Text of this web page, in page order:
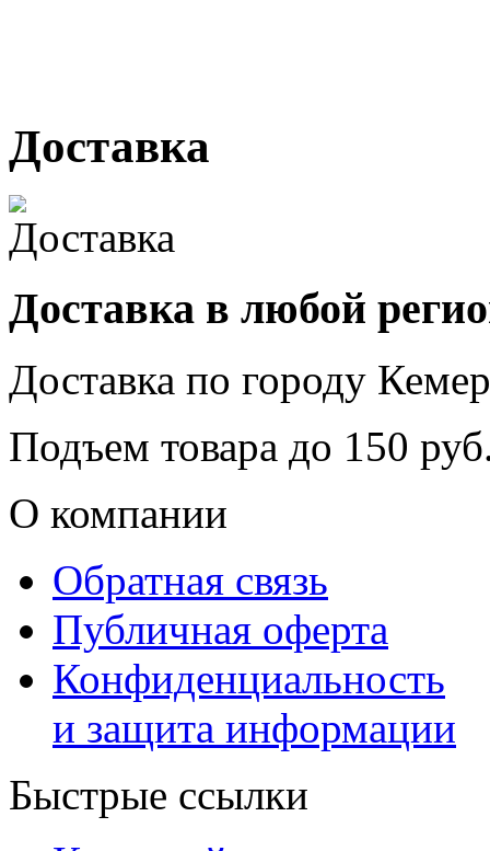
Доставка
Доставка в любой
Доставка по городу
Подъем товара до 150
О компании
Обратная связь
Публичная оферта
Конфиденциальность
и защита информации
Быстрые ссылки